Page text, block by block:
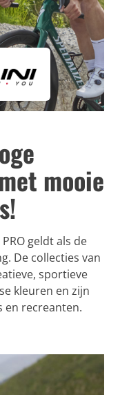
mooie
geldt als de
De collecties van
sportieve
kleuren en zijn
en recreanten.